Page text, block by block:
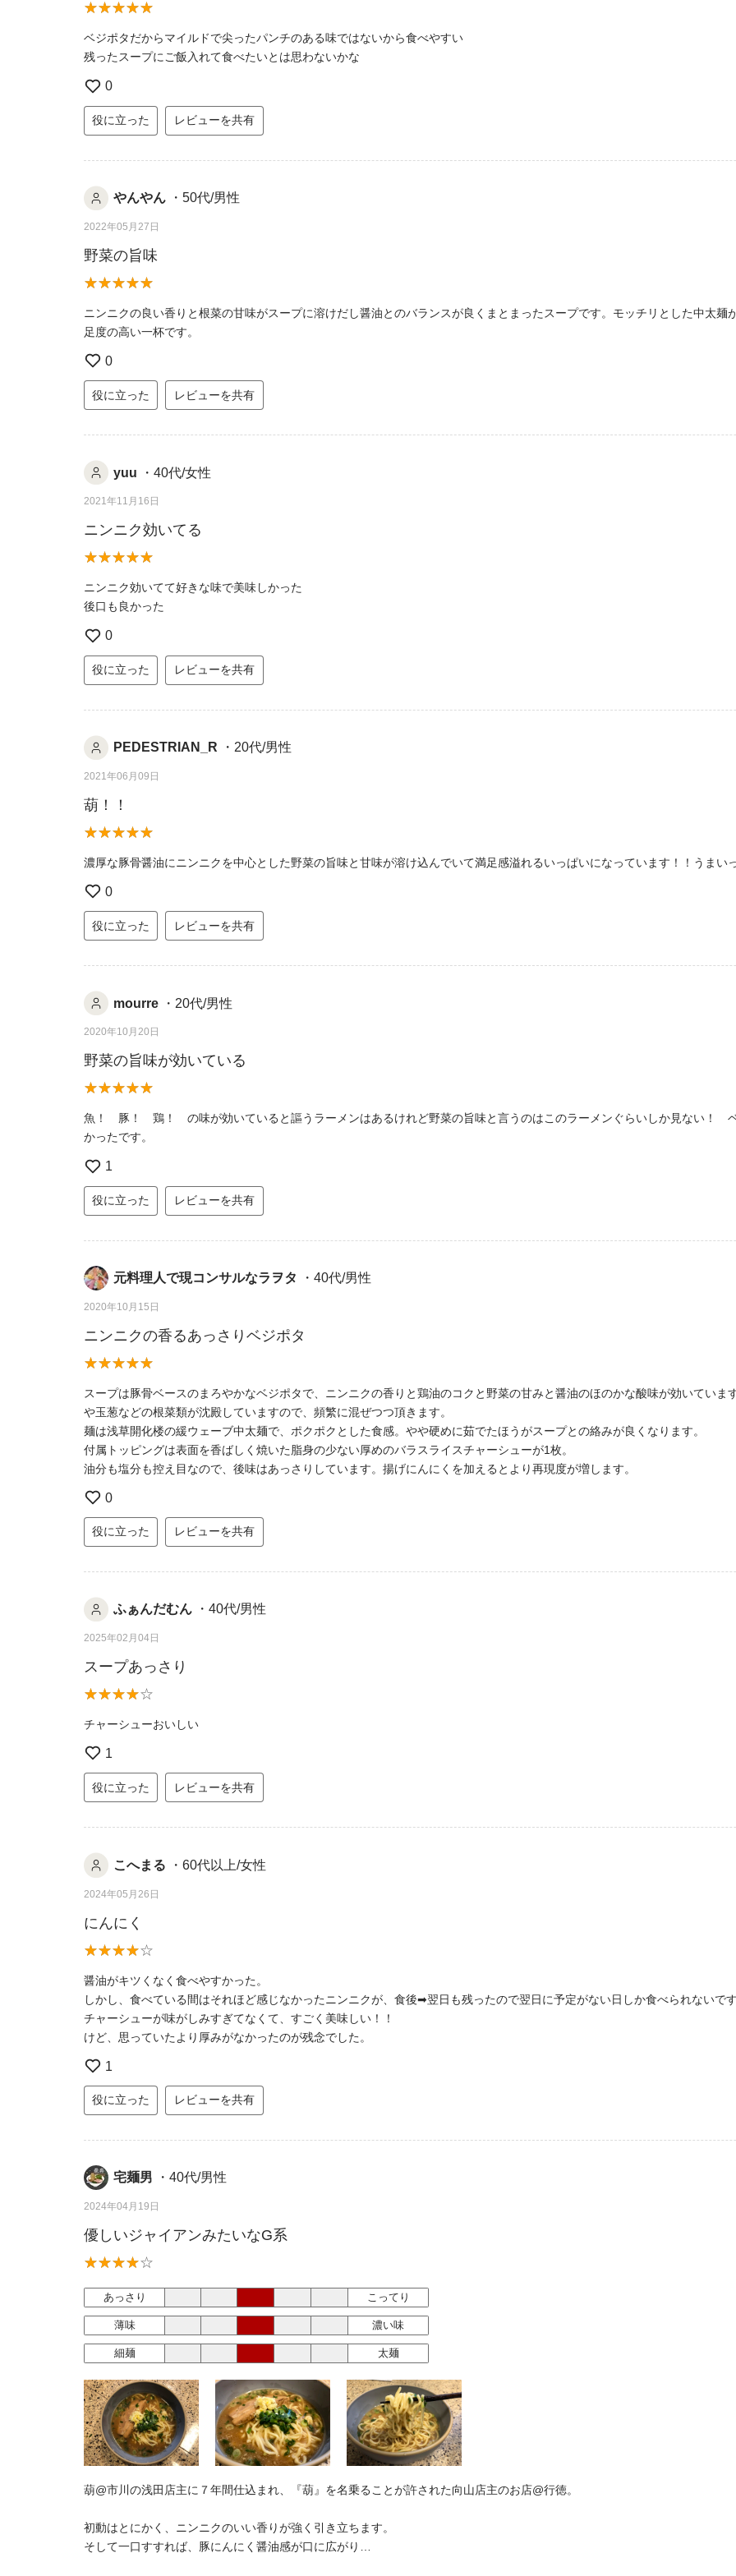
ベジポタだからマイルドで尖ったパンチのある味ではないから食べやすい
残ったスープにご飯入れて食べたいとは思わないかな
0
役に立った レビューを共有
やんやん ・50代/男性
2022年05月27日
野菜の旨味
ニンニクの良い香りと根菜の甘味がスープに溶けだし醤油とのバランスが良くまとまったスープです。モッチリとした中太
足度の高い一杯です。
0
役に立った レビューを共有
yuu ・40代/女性
2021年11月16日
ニンニク効いてる
ニンニク効いてて好きな味で美味しかった
後口も良かった
0
役に立った レビューを共有
PEDESTRIAN_R ・20代/男性
2021年06月09日
葫！！
濃厚な豚骨醤油にニンニクを中心とした野菜の旨味と甘味が溶け込んでいて満足感溢れるいっぱいになっています！！うまい
0
役に立った レビューを共有
mourre ・20代/男性
2020年10月20日
野菜の旨味が効いている
魚！ 豚！ 鶏！ の味が効いていると謳うラーメンはあるけれど野菜の旨味と言うのはこのラーメンぐらいしか見ない！
かったです。
1
役に立った レビューを共有
元料理人で現コンサルなラヲタ ・40代/男性
2020年10月15日
ニンニクの香るあっさりベジポタ
スープは豚骨ベースのまろやかなベジポタで、ニンニクの香りと鶏油のコクと野菜の甘みと醤油のほのかな酸味が効いてい
や玉葱などの根菜類が沈殿していますので、頻繁に混ぜつつ頂きます。
麺は浅草開化楼の緩ウェーブ中太麺で、ポクポクとした食感。やや硬めに茹でたほうがスープとの絡みが良くなります。
付属トッピングは表面を香ばしく焼いた脂身の少ない厚めのバラスライスチャーシューが1枚。
油分も塩分も控え目なので、後味はあっさりしています。揚げにんにくを加えるとより再現度が増します。
0
役に立った レビューを共有
ふぁんだむん ・40代/男性
2025年02月04日
スープあっさり
チャーシューおいしい
1
役に立った レビューを共有
こへまる ・60代以上/女性
2024年05月26日
にんにく
醤油がキツくなく食べやすかった。
しかし、食べている間はそれほど感じなかったニンニクが、食後➡︎翌日も残ったので翌日に予定がない日しか食べられないで
チャーシューが味がしみすぎてなくて、すごく美味しい！！
けど、思っていたより厚みがなかったのが残念でした。
1
役に立った レビューを共有
宅麺男 ・40代/男性
2024年04月19日
優しいジャイアンみたいなG系
あっさり こってり
薄味 濃い味
細麺 太麺
葫@市川の浅田店主に７年間仕込まれ、『葫』を名乗ることが許された向山店主のお店@行徳。
初動はとにかく、ニンニクのいい香りが強く引き立ちます。
そして一口すすれば、豚にんにく醤油感が口に広がり…